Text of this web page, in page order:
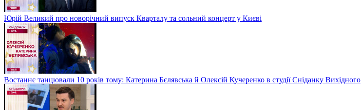
Юрій Великий про новорічний випуск Кварталу та сольний концерт у Києві
Востаннє танцювали 10 років тому: Катерина Бєлявська й Олексій Кучеренко в студії Сніданку Вихідного